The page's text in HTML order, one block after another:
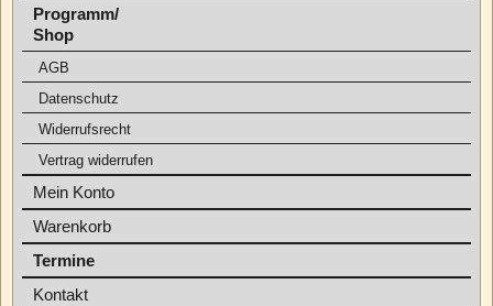
Programm/
Shop
AGB
Datenschutz
Widerrufsrecht
Vertrag widerrufen
Mein Konto
Warenkorb
Termine
Kontakt